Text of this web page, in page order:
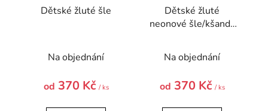
Dětské žluté šle
Na objednání
od 370 Kč / ks
Dětské žluté
neonové šle/kšandy
Na objednání
od 370 Kč / ks